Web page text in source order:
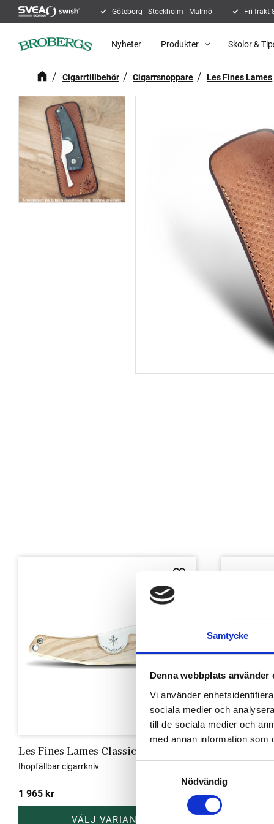
Samtycke
Denna webbplats använder
Vi använder
sociala medier och
till de sociala medier och
med annan information som
Nödvändig
Göteborg - Stockholm - Malmö Fri frakt
Nyheter Produkter Skolor &
Cigarrtillbehör Cigarrsnoppare Les Fines Lames
Les Fines Lames Classic Olive Wood
Ihopfällbar cigarrkniv
1 965 kr